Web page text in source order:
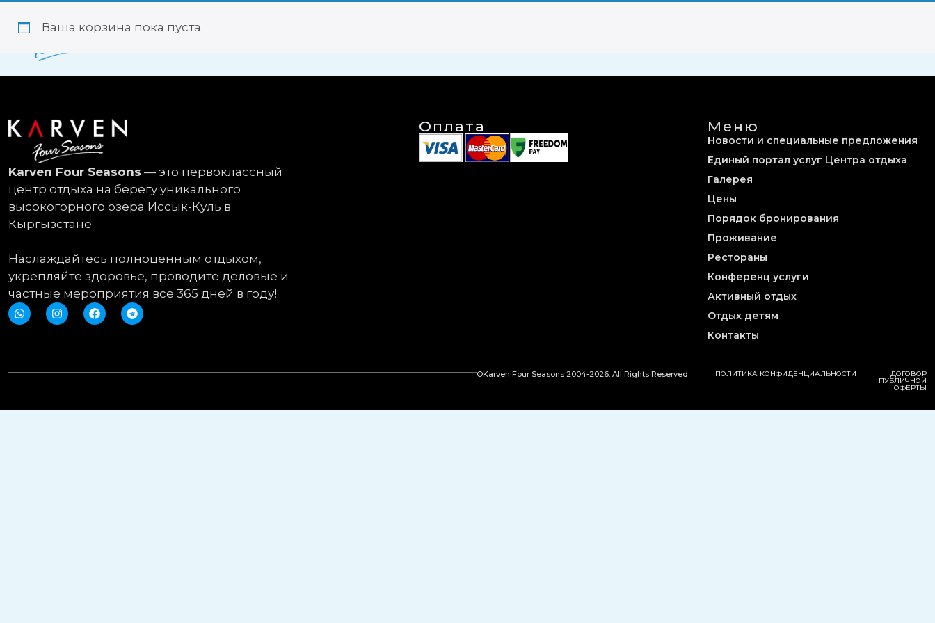
Ваша корзина пока пуста.
Karven Four Seasons — это первоклассный
центр отдыха на берегу уникального
высокогорного озера Иссык-Куль в
Кыргызстане.
Наслаждайтесь полноценным отдыхом,
укрепляйте здоровье, проводите деловые и
частные мероприятия все 365 дней в году!
Оплата Меню
Новости и специальные предложения
Единый портал услуг Центра отдыха
Галерея
Цены
Порядок бронирования
Проживание
Рестораны
Конференц услуги
Активный отдых
Отдых детям
Контакты
©Karven Four Seasons 2004-2026. All Rights Reserved. ПОЛИТИКА КОНФИДЕНЦИАЛЬНОСТИ ДОГОВОР
ПУБЛИЧНОЙ
ОФЕРТЫ